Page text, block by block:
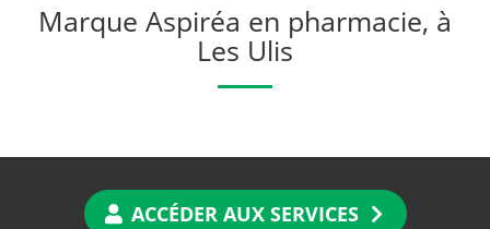
Marque Aspiréa en pharmacie, à
Les Ulis
ACCÉDER AUX SERVICES